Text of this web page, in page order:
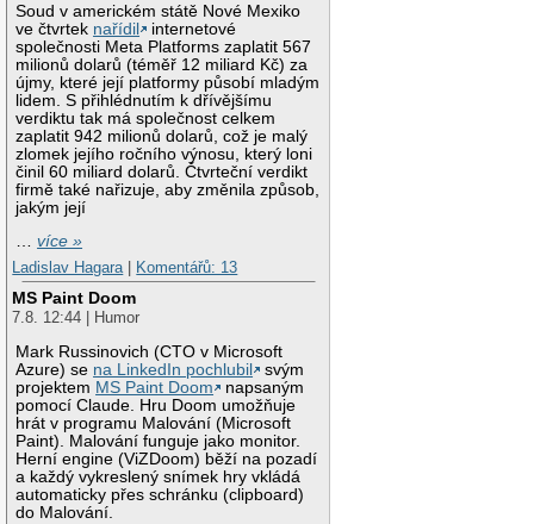
Soud v americkém státě Nové Mexiko
ve čtvrtek nařídil
internetové
společnosti Meta Platforms zaplatit 567
milionů dolarů (téměř 12 miliard Kč) za
újmy, které její platformy působí mladým
lidem. S přihlédnutím k dřívějšímu
verdiktu tak má společnost celkem
zaplatit 942 milionů dolarů, což je malý
zlomek jejího ročního výnosu, který loni
činil 60 miliard dolarů. Čtvrteční verdikt
firmě také nařizuje, aby změnila způsob,
jakým její
…více »
Ladislav Hagara
Komentářů: 13
MS Paint Doom
7.8. 12:44 | Humor
Mark Russinovich (CTO v Microsoft
Azure) se na LinkedIn pochlubil
svým
projektem MS Paint Doom
napsaným
pomocí Claude. Hru Doom umožňuje
hrát v programu Malování (Microsoft
Paint). Malování funguje jako monitor.
Herní engine (ViZDoom) běží na pozadí
a každý vykreslený snímek hry vkládá
automaticky přes schránku (clipboard)
do Malování.